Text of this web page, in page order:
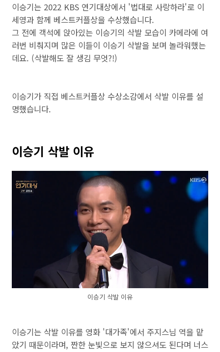
이승기는 2022 KBS 연기대상에서 '법대로 사랑하라'로 이
세영과 함께 베스트커플상을 수상했습니다.
그 전에 객석에 앉아있는 이승기의 삭발 모습이 카메라에 여
러번 비춰지며 많은 이들이 이승기 삭발을 보며 놀라워했는
데요. (삭발해도 잘 생김 무엇?!)
이승기가 직접 베스트커플상 수상소감에서 삭발 이유를 설
명했습니다.
이승기 삭발 이유
이승기 삭발 이유
이승기는 삭발 이유를 영화 '대가족'에서 주지스님 역을 맡
았기 때문이라며, 짠한 눈빛으로 보지 않으셔도 된다며 너스